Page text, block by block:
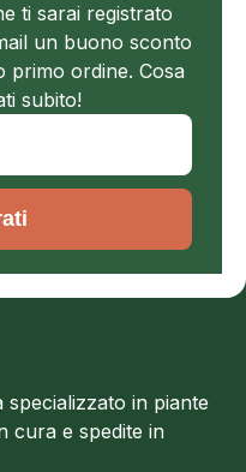
ti sarai registrato
un buono sconto
primo ordine. Cosa
subito!
in piante
cura e spedite in